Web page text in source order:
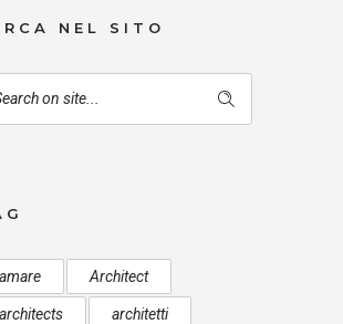
NEL SITO
amare Architect
architects architetti